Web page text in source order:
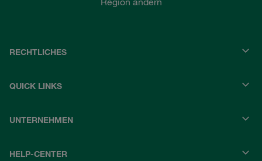
RECHTLICHES
QUICK LINKS
UNTERNEHMEN
HELP-CENTER